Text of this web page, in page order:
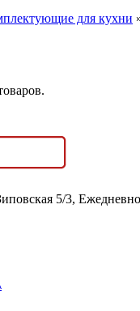
для кухни
5/3,